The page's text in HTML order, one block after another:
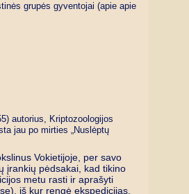
grupės gyventojai (apie apie
autorius, Kriptozoologijos
jau po mirties „Nuslėptų
Vokietijoje, per savo
įrankių pėdsakai, kad tikino
metu rasti ir aprašyti
iš kur rengė ekspedicijas,